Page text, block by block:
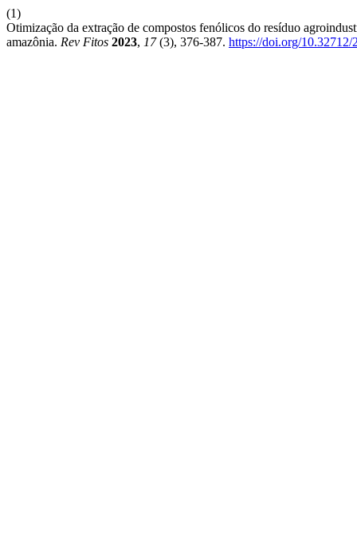
(1)
Otimização da extração de compostos fenólicos do resíduo
amazônia. Rev Fitos 2023, 17(3), 376-387. https://doi.org/